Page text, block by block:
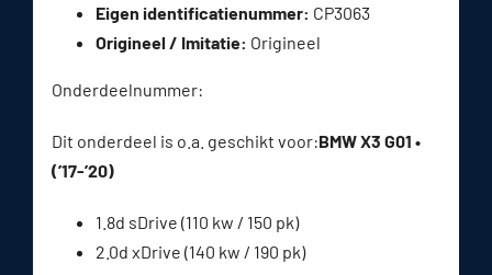
Eigen identificatienummer: CP3063
Origineel / Imitatie: Origineel
Onderdeelnummer:
Dit onderdeel is o.a. geschikt voor:BMW X3 G01 •
(’17-’20)
1.8d sDrive (110 kw / 150 pk)
2.0d xDrive (140 kw / 190 pk)